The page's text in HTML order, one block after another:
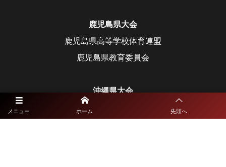
メニュー ホーム 先頭へ
鹿児島県大会
鹿児島県高等学校体育連盟
鹿児島県教育委員会
沖縄県大会
沖縄県高等学校体育連盟